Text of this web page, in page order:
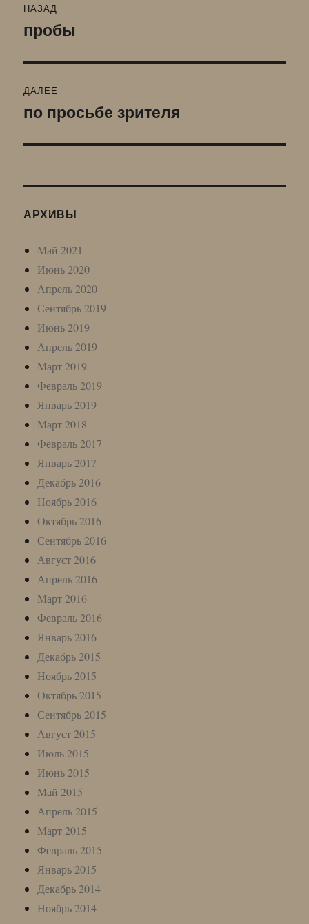
по
НАЗАД
Предыдущая
пробы
ДАЛЕЕ
Следующая
по просьбе зрителя
АРХИВЫ
Май 2021
Июнь 2020
Апрель 2020
Сентябрь 2019
Июнь 2019
Апрель 2019
Март 2019
Февраль 2019
Январь 2019
Март 2018
Февраль 2017
Январь 2017
Декабрь 2016
Ноябрь 2016
Октябрь 2016
Сентябрь 2016
Август 2016
Апрель 2016
Март 2016
Февраль 2016
Январь 2016
Декабрь 2015
Ноябрь 2015
Октябрь 2015
Сентябрь 2015
Август 2015
Июль 2015
Июнь 2015
Май 2015
Апрель 2015
Март 2015
Февраль 2015
Январь 2015
Декабрь 2014
Ноябрь 2014